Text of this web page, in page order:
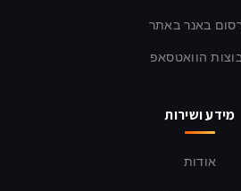
באנר באתר
הוואטסאפ
מידע ושירות
אודות